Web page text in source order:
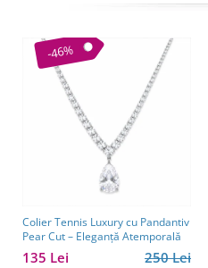
-46%
Colier Tennis Luxury cu Pandantiv
Pear Cut – Eleganță Atemporală
250 Lei
135 Lei